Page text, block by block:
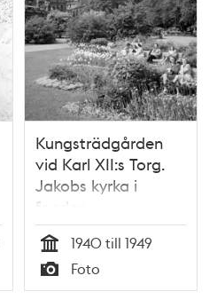
Kungsträdgården
vid Karl XII:s Torg.
Jakobs kyrka i
fonden
Tid
1940 till 1949
Typ
Foto